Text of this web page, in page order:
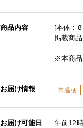
商品内容
[本体：
掲載商
※本商品
お届け情報 常温便
お届け可能日 午前12